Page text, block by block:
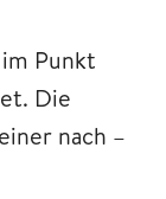
Punkt
Die
nach –